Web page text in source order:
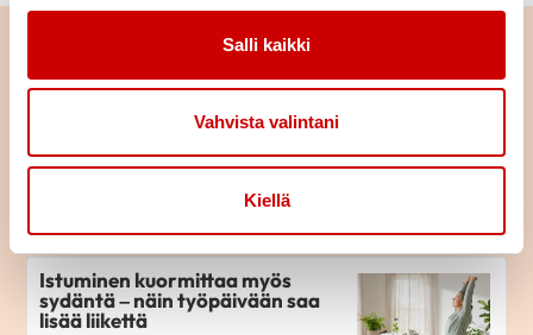
Salli kaikki
Vahvista valintani
Kiellä
Pitkä tie tahdistinhoidossa –
normaalin arjen
Istuminen kuormittaa myös
sydäntä – näin työpäivään saa
lisää liikettä